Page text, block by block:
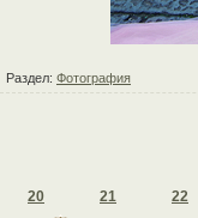
Раздел: Фотография
20 21 22